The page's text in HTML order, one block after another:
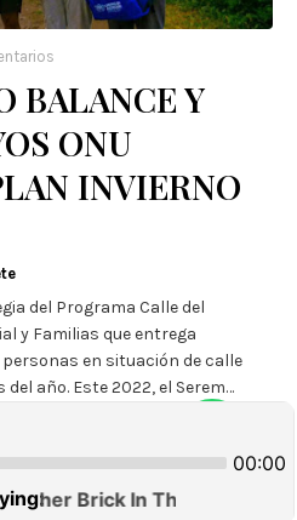
BALANCE Y
ONU
INVIERNO
del Programa Calle del
y Familias que entrega
en situación de calle
año. Este 2022, el Serem…